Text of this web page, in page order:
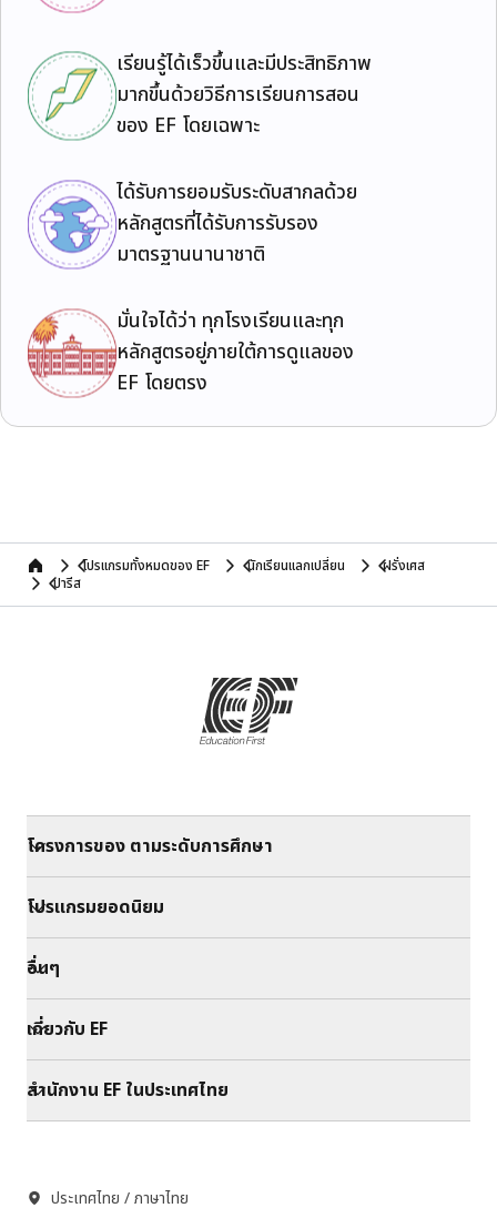
เรียนรู้ได้เร็วขึ้นและมีประสิทธิภาพ
มากขึ้นด้วยวิธีการเรียนการสอน
ของ EF โดยเฉพาะ
ได้รับการยอมรับระดับสากลด้วย
หลักสูตรที่ได้รับการรับรอง
มาตรฐานนานาชาติ
มั่นใจได้ว่า ทุกโรงเรียนและทุก
หลักสูตรอยู่ภายใต้การดูแลของ
EF โดยตรง
home โปรแกรมทั้งหมดของ EF นักเรียนแลกเปลี่ยน
ฝรั่งเศส
ปารีส
โครงการของ ตามระดับการศึกษา
โปรแกรมยอดนิยม
อื่นๆ
เกี่ยวกับ EF
สำนักงาน EF ในประเทศไทย
ประเทศไทย / ภาษาไทย